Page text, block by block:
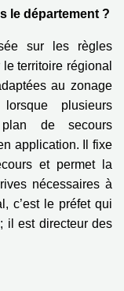
le département ?
sur les règles
territoire régional
au zonage
plusieurs
de secours
application. Il fixe
et permet la
nécessaires à
c’est le préfet qui
il est directeur des